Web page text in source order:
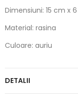
Dimensiuni: 15 cm x
Material: rasina
Culoare: auriu
DETALII